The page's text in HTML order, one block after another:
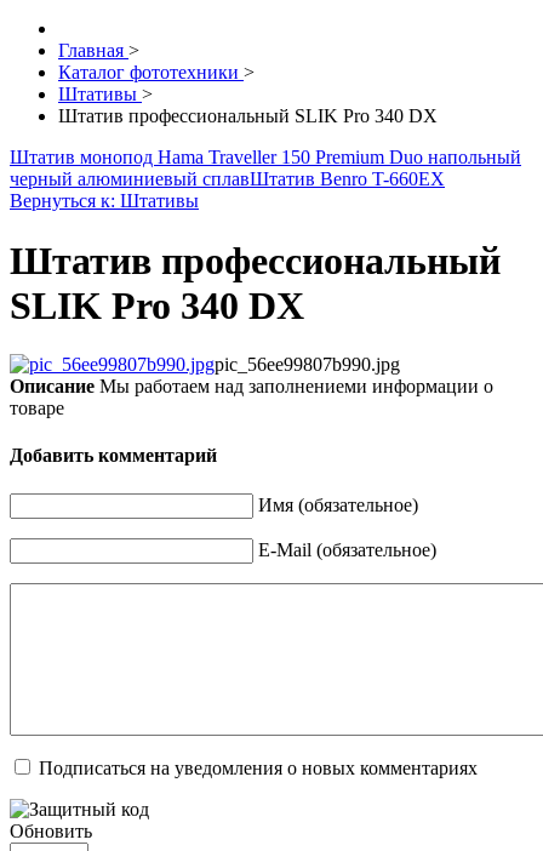
Главная >
Каталог фототехники >
Штативы >
Штатив профессиональный SLIK Pro 340 DX
Штатив монопод Hama Traveller 150 Premium Duo напольный
черный алюминиевый сплавШтатив Benro T-660EX
Вернуться к: Штативы
Штатив профессиональный
SLIK Pro 340 DX
pic_56ee99807b990.jpg
Описание Мы работаем над заполнениеми информации о
товаре
Добавить комментарий
Имя (обязательное)
E-Mail (обязательное)
Подписаться на уведомления о новых комментариях
Обновить